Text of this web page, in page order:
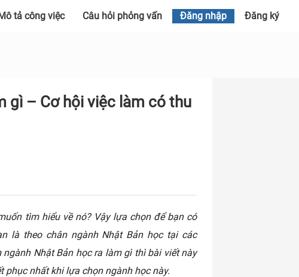
tả công việc Câu hỏi phỏng vấn Đăng nhập Đăng ký
gì – Cơ hội việc làm có thu
tìm hiểu về nó? Vậy lựa chọn để bạn có
là theo chân ngành Nhật Bản học tại các
Nhật Bản học ra làm gì thì bài viết này
phục nhất khi lựa chọn ngành học này.